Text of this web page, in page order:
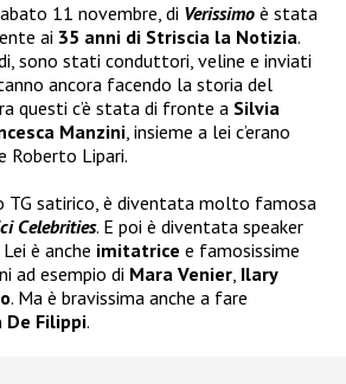
11 novembre, di Verissimo è stata
ai 35 anni di Striscia la Notizia.
sono stati conduttori, veline e inviati
ancora facendo la storia del
questi c’è stata di fronte a Silvia
Manzini, insieme a lei c’erano
Roberto Lipari.
TG satirico, è diventata molto famosa
Celebrities. E poi è diventata speaker
Lei è anche imitatrice e famosissime
ad esempio di Mara Venier, Ilary
. Ma è bravissima anche a fare
De Filippi.